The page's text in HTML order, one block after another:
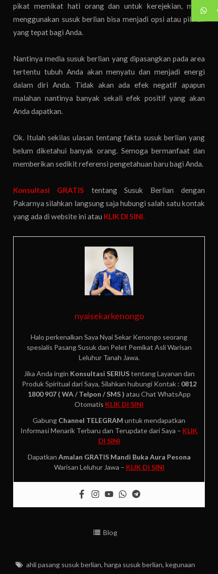
pikat memikat hati orang dan untuk kerejekian, maka
menggunakan susuk berlian bisa menjadi opsi atau pilihan
yang tepat bagi Anda.
Nantinya media susuk berlian yang dipasangkan pada area
tertentu tubuh Anda akan menyatu dan menjadi energi
dalam diri Anda. Tidak akan ada efek negatif apapun
malahan nantinya banyak sekali efek positif yang akan
Anda dapatkan.
Ok. Itulah sekilas ulasan tentang fakta susuk berlian yang
belum diketahui banyak orang. Semoga bermanfaat dan
memberikan sedikit referensi pengetahuan baru bagi Anda.
Konsultasi GRATIS tentang Susuk Berlian dengan
Pakarnya silahkan langsung saja hubungi salah satu kontak
yang ada di website ini atau KLIK DI SINI.
nyaisekarkenongo
Halo perkenalkan Saya Nyai Sekar Kenongo seorang
spesialis Pasang Susuk dan Pelet Pemikat Asli Warisan
Leluhur Tanah Jawa.
Jika Anda ingin Konsultasi SERIUStentang Layanan dan
Produk Spiritual dari Saya, Silahkan hubungi Kontak : 0812
1800 907 ( WA / Telpon / SMS ) atau Chat WhatsApp
Otomatis KLIK DI SINI
Gabung Channel TELEGRAM untuk mendapatkan
Informasi Menarik Terbaru dan Terupdate dari Saya – KLIK
DI SINI
Dapatkan Amalan GRATIS Mandi Buka Aura Pesona
Warisan Leluhur Jawa – KLIK DI SINI
Blog
ahli pasang susuk berlian, harga susuk berlian, kegunaan